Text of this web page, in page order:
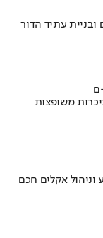
עתיד הדור
ם
משופצות
אקלים חכם